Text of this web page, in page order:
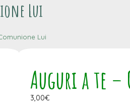
Lui
Lui
Auguri a te –
3,00€